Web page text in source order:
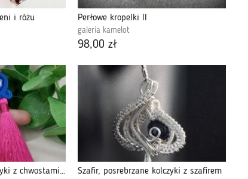
i różu Perłowe kropelki II
galeria kamelot
98,00 zł
Soutache sutasz kolczyki z chwostami chwosty Szafir, posrebrzane kolczyki z szafirem